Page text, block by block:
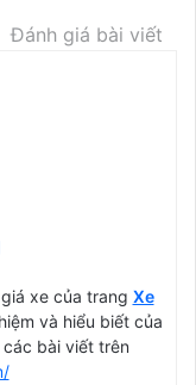
Đánh giá bài viết
xe của trang Xe
và hiểu biết của
bài viết trên